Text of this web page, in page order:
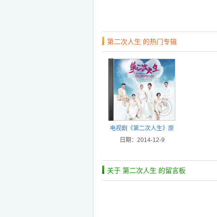
第二次人生 的热门专辑
电视剧《第二次人生》原
声
日期：2014-12-9
关于 第二次人生 的留言板